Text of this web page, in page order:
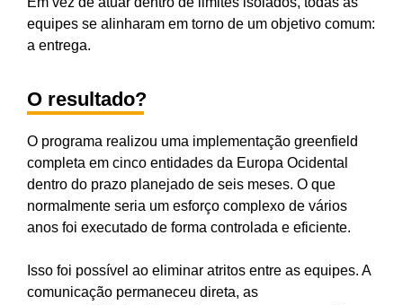
equipes se alinharam em torno de um objetivo comum:
a entrega.
O resultado?
O programa realizou uma implementação greenfield
completa em cinco entidades da Europa Ocidental
dentro do prazo planejado de seis meses. O que
normalmente seria um esforço complexo de vários
anos foi executado de forma controlada e eficiente.
Isso foi possível ao eliminar atritos entre as equipes. A
comunicação permaneceu direta, as